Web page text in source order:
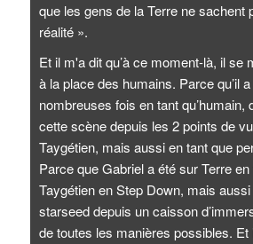
que les gens de la Terre ne sachent
réalité ».
Et il m'a dit qu’à ce moment-là, il se
à la place des humains. Parce qu’il
nombreuses fois en tant qu’humain,
cette scène depuis les 2 points de
Taygétien, mais aussi en tant que
Parce que Gabriel a été sur Terre
Taygétien en Step Down, mais
starseed depuis un caisson
de toutes les manières possibles. Et